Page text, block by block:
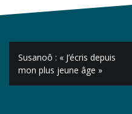
Navigation
de
l’article
Susanoô : « J’écris depuis
mon plus jeune âge »